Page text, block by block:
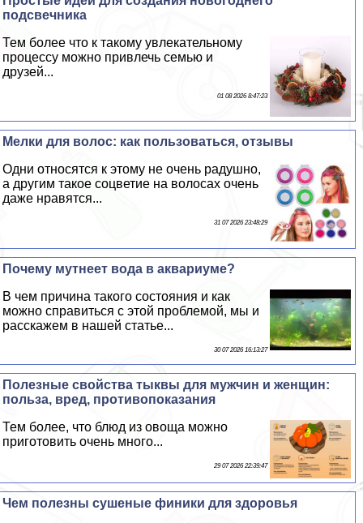
подсвечника
Тем более что к такому увлекательному
процессу можно привлечь семью и
друзей...
01 08 2026 8:47:23
Мелки для волос: как пользоваться, отзывы
Одни относятся к этому не очень радушно,
а другим такое соцветие на волосах очень
даже нравятся...
31 07 2026 23:48:29
Почему мутнеет вода в аквариуме?
В чем причина такого состояния и как
можно справиться с этой проблемой, мы и
расскажем в нашей статье...
30 07 2026 16:13:27
Полезные свойства тыквы для мужчин и женщин:
польза, вред, противопоказания
Тем более, что блюд из овоща можно
приготовить очень много...
29 07 2026 22:39:47
Чем полезны сушеные финики для здоровья